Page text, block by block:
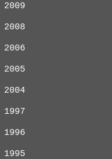
2009
2008
2006
2005
2004
1997
1996
1995